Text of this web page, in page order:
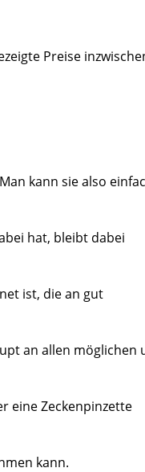
Preise
kann sie also
hat, bleibt dabei
ist, die an gut
an allen möglichen
eine Zeckenpinzette
kann.